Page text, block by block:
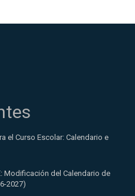
el Curso Escolar: Calendario e
Modificación del Calendario de
2027)